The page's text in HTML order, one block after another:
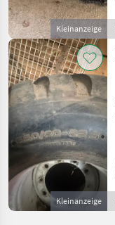
Kleinanzeige
Kleinanzeige